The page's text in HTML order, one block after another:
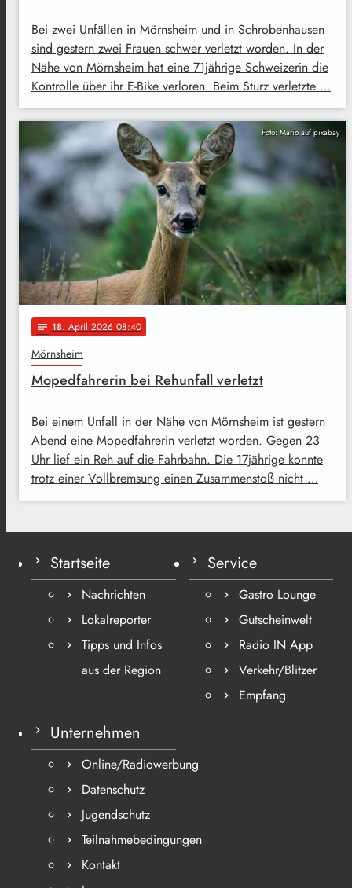
Bei zwei Unfällen in Mörnsheim und in Schrobenhausen
sind gestern zwei Frauen schwer verletzt worden. In der
Nähe von Mörnsheim hat eine 71jährige Schweizerin die
Kontrolle über ihr E-Bike verloren. Beim Sturz verletzte …
Foto: Mario auf pixabay
notes 18. April 2026 08:40
Mörnsheim
Mopedfahrerin bei Rehunfall verletzt
Bei einem Unfall in der Nähe von Mörnsheim ist gestern
Abend eine Mopedfahrerin verletzt worden. Gegen 23
Uhr lief ein Reh auf die Fahrbahn. Die 17jährige konnte
trotz einer Vollbremsung einen Zusammenstoß nicht …
Startseite
Nachrichten
Lokalreporter
Tipps und Infos
aus der Region
Service
Gastro Lounge
Gutscheinwelt
Radio IN App
Verkehr/Blitzer
Empfang
Unternehmen
Online/Radiowerbung
Datenschutz
Jugendschutz
Teilnahmebedingungen
Kontakt